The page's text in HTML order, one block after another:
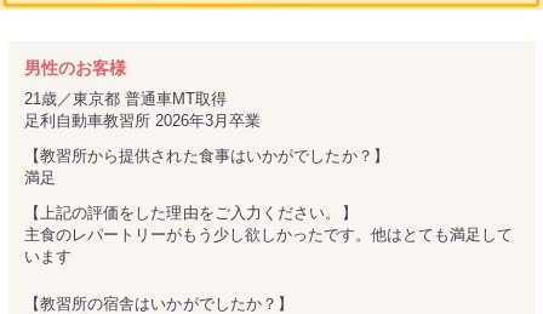
男性のお客様
21歳／東京都 普通車MT取得
足利自動車教習所 2026年3月卒業
【教習所から提供された食事はいかがでしたか？】
満足
【上記の評価をした理由をご入力ください。】
主食のレパートリーがもう少し欲しかったです。他はとても満足して
います
【教習所の宿舎はいかがでしたか？】